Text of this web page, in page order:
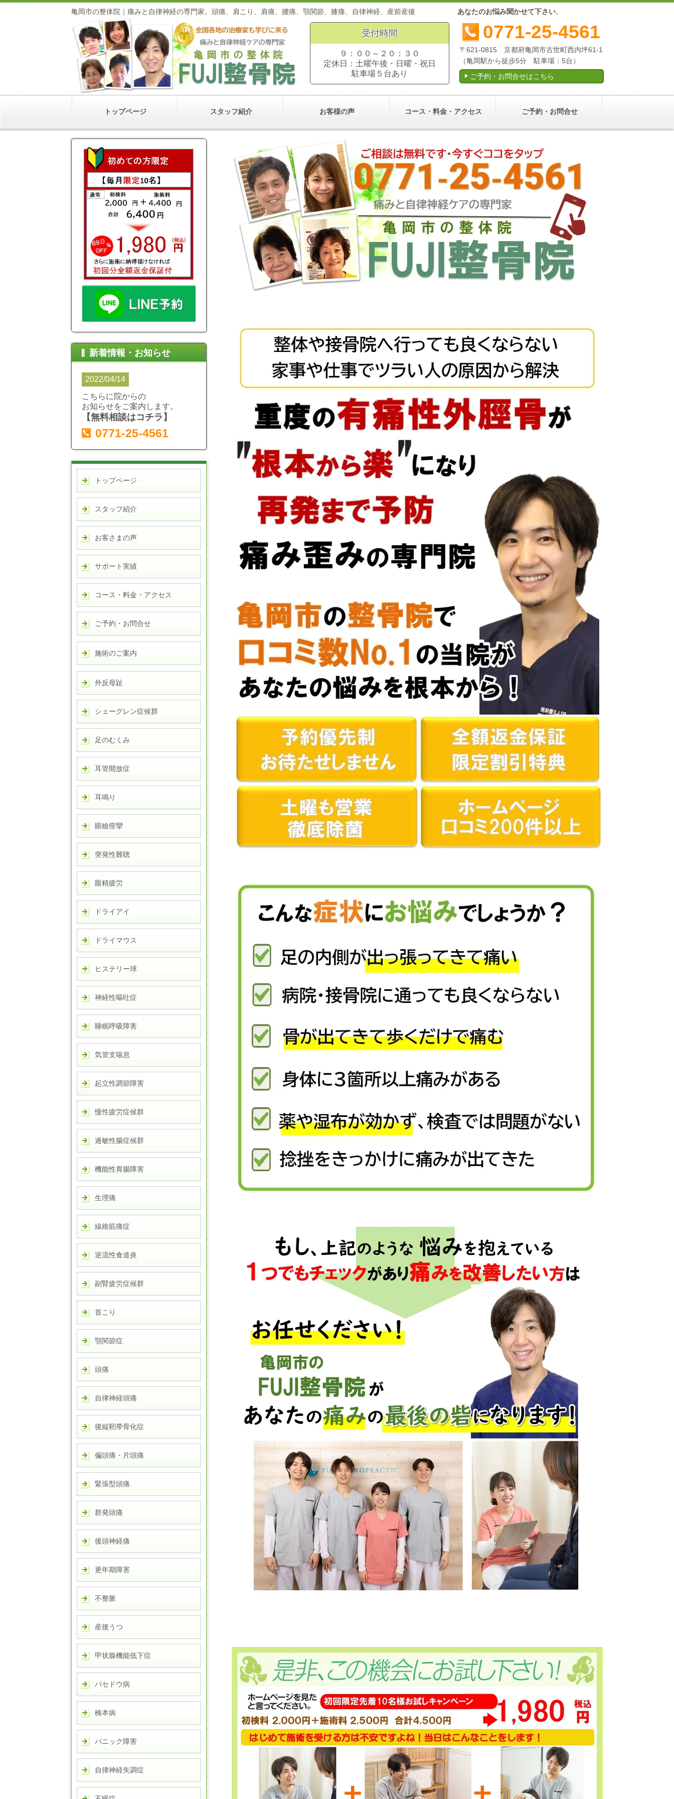
亀岡市の整体院｜痛みと自律神経の専門家。頭痛、肩こり、肩痛、腰痛、顎関節、膝痛、自律神経、産前産後 あなたのお悩み聞かせて下さい。
受付時間
９：００～２０：３０
定休日：土曜午後・日曜・祝日
駐車場５台あり
0771-25-4561
〒621-0815 京都府亀岡市古世町西内坪61-1
（亀岡駅から徒歩5分 駐車場：5台）
ご予約・お問合せはこちら
トップページ スタッフ紹介 お客様の声 コース・料金・アクセス ご予約・お問合せ
新着情報・お知らせ
2022/04/14
こちらに院からの
お知らせをご案内します。
【無料相談はコチラ】
0771-25-4561
トップページ
スタッフ紹介
お客さまの声
サポート実績
コース・料金・アクセス
ご予約・お問合せ
施術のご案内
外反母趾
シェーグレン症候群
足のむくみ
耳管開放症
耳鳴り
眼瞼痙攣
突発性難聴
眼精疲労
ドライアイ
ドライマウス
ヒステリー球
神経性嘔吐症
睡眠呼吸障害
気管支喘息
起立性調節障害
慢性疲労症候群
過敏性腸症候群
機能性胃腸障害
生理痛
線維筋痛症
逆流性食道炎
副腎疲労症候群
首こり
顎関節症
頭痛
自律神経頭痛
後縦靭帯骨化症
偏頭痛・片頭痛
緊張型頭痛
群発頭痛
後頭神経痛
更年期障害
不整脈
産後うつ
甲状腺機能低下症
バセドウ病
橋本病
パニック障害
自律神経失調症